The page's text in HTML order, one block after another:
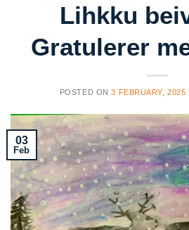
Lihkku
Gratulerer
POSTED ON3 FEBRUARY, 2025
03
Feb